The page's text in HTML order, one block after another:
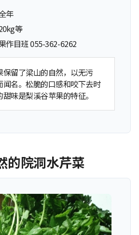
年
等
作目班 055-362-6262
保留了梁山的自然，以无污
闻名。松脆的口感和咬下去时
味是梨溪谷苹果的特征。
的院洞水芹菜